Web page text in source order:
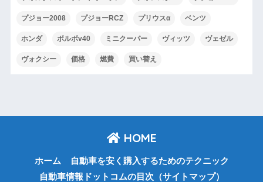
プジョー2008 プジョーRCZ プリウスα ベンツ
ホンダ ボルボv40 ミニクーパー ヴィッツ ヴェゼル
ヴォクシー 価格 燃費 買い替え
HOME
ホーム
自動車を安く購入するためのテクニック
自動車情報ドットコムの目次（サイトマップ）